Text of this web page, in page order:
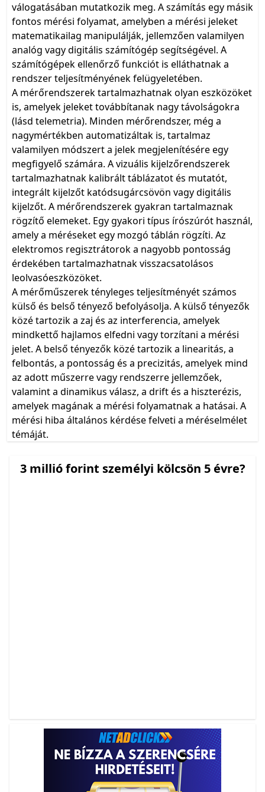
válogatásában mutatkozik meg. A számítás egy másik
fontos mérési folyamat, amelyben a mérési jeleket
matematikailag manipulálják, jellemzően valamilyen
analóg vagy digitális számítógép segítségével. A
számítógépek ellenőrző funkciót is elláthatnak a
rendszer teljesítményének felügyeletében.
A mérőrendszerek tartalmazhatnak olyan eszközöket
is, amelyek jeleket továbbítanak nagy távolságokra
(lásd telemetria). Minden mérőrendszer, még a
nagymértékben automatizáltak is, tartalmaz
valamilyen módszert a jelek megjelenítésére egy
megfigyelő számára. A vizuális kijelzőrendszerek
tartalmazhatnak kalibrált táblázatot és mutatót,
integrált kijelzőt katódsugárcsövön vagy digitális
kijelzőt. A mérőrendszerek gyakran tartalmaznak
rögzítő elemeket. Egy gyakori típus írószúrót használ,
amely a méréseket egy mozgó táblán rögzíti. Az
elektromos regisztrátorok a nagyobb pontosság
érdekében tartalmazhatnak visszacsatolásos
leolvasóeszközöket.
A mérőműszerek tényleges teljesítményét számos
külső és belső tényező befolyásolja. A külső tényezők
közé tartozik a zaj és az interferencia, amelyek
mindkettő hajlamos elfedni vagy torzítani a mérési
jelet. A belső tényezők közé tartozik a linearitás, a
felbontás, a pontosság és a precizitás, amelyek mind
az adott műszerre vagy rendszerre jellemzőek,
valamint a dinamikus válasz, a drift és a hiszterézis,
amelyek magának a mérési folyamatnak a hatásai. A
mérési hiba általános kérdése felveti a méréselmélet
témáját.
3 millió forint személyi kölcsön 5 évre?